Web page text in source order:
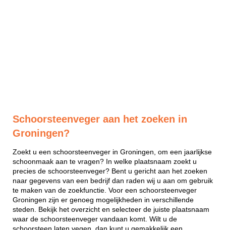
Schoorsteenveger aan het zoeken in
Groningen?
Zoekt u een schoorsteenveger in Groningen, om een jaarlijkse
schoonmaak aan te vragen? In welke plaatsnaam zoekt u
precies de schoorsteenveger? Bent u gericht aan het zoeken
naar gegevens van een bedrijf dan raden wij u aan om gebruik
te maken van de zoekfunctie. Voor een schoorsteenveger
Groningen zijn er genoeg mogelijkheden in verschillende
steden. Bekijk het overzicht en selecteer de juiste plaatsnaam
waar de schoorsteenveger vandaan komt. Wilt u de